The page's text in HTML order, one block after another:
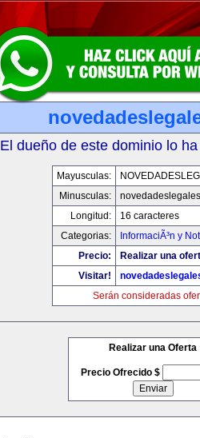
El dueño de este dominio lo
Mayusculas:
Minusculas:
Longitud:
16 caracteres
Categorias:
InformaciÃ³n y
Precio:
Realizar una
Visitar!
Serán consideradas
Realizar una Oferta
Precio Ofrecido $